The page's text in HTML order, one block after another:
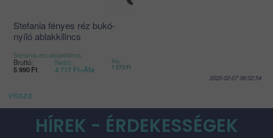
Stefania fényes réz bukó-
nyíló ablakkilincs
Stefania-rez-ablakkilincs
Bruttó:
5 990 Ft
Nettó:
4 717 Ft+Áfa
Áfa:
1 273 Ft
2020-02-07 08:02:54
vissza
HÍREK - ÉRDEKESSÉGEK